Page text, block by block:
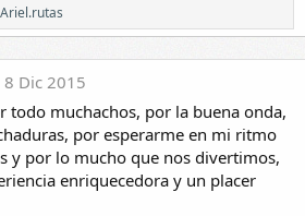
Ariel.rutas
8 Dic 2015
todo muchachos, por la buena onda,
por esperarme en mi ritmo
y por lo mucho que nos divertimos,
enriquecedora y un placer